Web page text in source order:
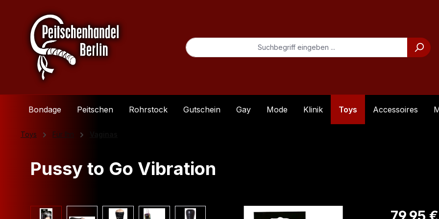
Hauptinhalt springen
Zur Suche springen
Zur Hauptnavigation springen
Bondage Peitschen Rohrstock Gutschein Gay Mode Klinik Toys Accessoires
Toys Für Ihn
Pussy to Go Vibration
Bildergalerie überspringen Regulärer